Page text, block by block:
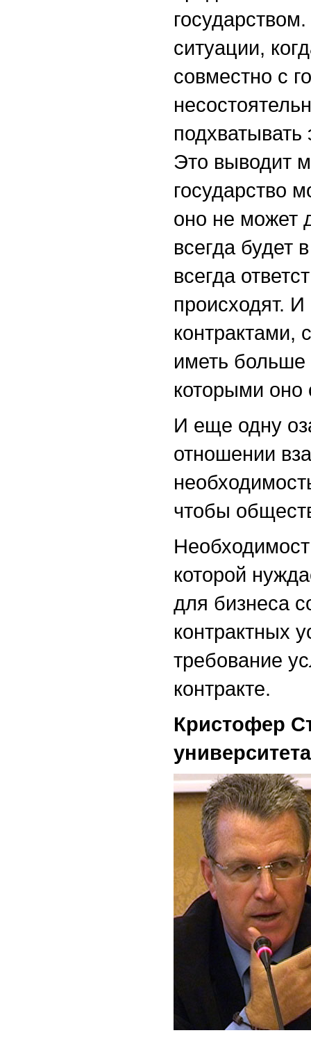
ситуации,
совместно с
Это выводит
государство
оно не может
всегда будет
всегда
происходят.
контрактами,
иметь
которыми оно
И еще одну
отношении
чтобы
которой
для бизнеса
контрактных
требование
контракте.
Кристофер